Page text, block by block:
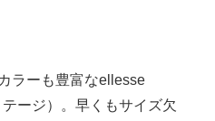
ラーも豊富なellesse
ージ）。早くもサイズ欠